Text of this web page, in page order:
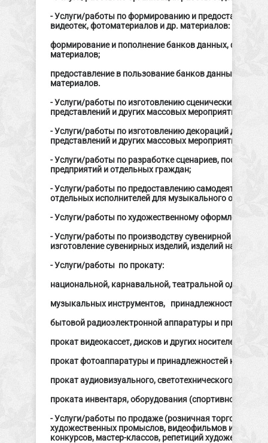
- Услуги/работы по формированию и предоставлению
видеотек, фотоматериалов и др. материалов:
формирование и пополнение банков данных,
материалов;
предоставление в пользование банков данных,
материалов.
- Услуги/работы по изготовлению сценических
представлений и других массовых мероприятий
- Услуги/работы по изготовлению декораций для
представлений и других массовых мероприятий
- Услуги/работы по разработке сценариев,
предприятий и отдельных граждан;
- Услуги/работы по предоставлению самодеятельных
отдельных исполнителей для музыкального
- Услуги/работы по художественному оформлению
- Услуги/работы по производству сувенирной и
изготовление сувенирных изделий, изделий
- Услуги/работы по прокату:
национальной, карнавальной, театральной одежды,
музыкальных инструментов, принадлежностей к ним
бытовой радиоэлектронной аппаратуры и
прокат видеокассет, дисков и других носителей
прокат фотоаппаратуры и принадлежностей к ней;
прокат аудиовизуального, светотехнического и
проката инвентаря, оборудования (спортивного,
- Услуги/работы по продаже (розничная торговля)
художественных промыслов, видеофильмов и
конкурсов, мастер-классов, репетиций